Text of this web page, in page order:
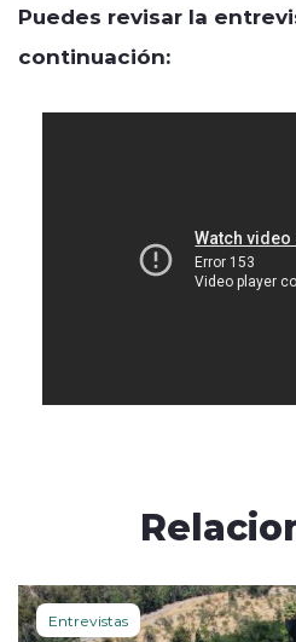
Puedes revisar la
continuación:
Entrevistas